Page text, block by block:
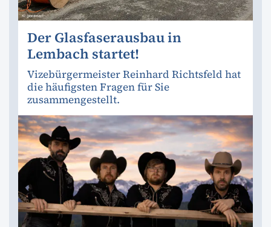
Der Glasfaserausbau in
Lembach startet!
Vizebürgermeister Reinhard Richtsfeld hat
die häufigsten Fragen für Sie
zusammengestellt.